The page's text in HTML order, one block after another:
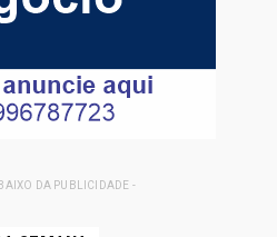
DA PUBLICIDADE -